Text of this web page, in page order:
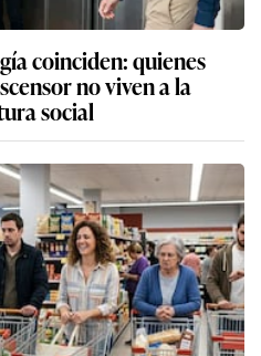
coinciden: quienes
no viven a la
social